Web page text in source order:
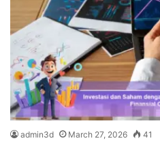
admin3d March 27, 2026 41